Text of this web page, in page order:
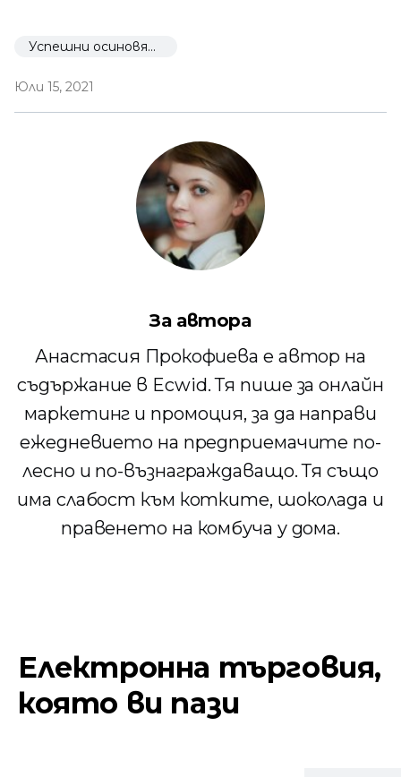
Успешни осиновявания
Юли 15, 2021
За автора
Анастасия Прокофиева е автор на
съдържание в Ecwid. Тя пише за онлайн
маркетинг и промоция, за да направи
ежедневието на предприемачите по-
лесно и по-възнаграждаващо. Тя също
има слабост към котките, шоколада и
правенето на комбуча у дома.
Електронна търговия,
която ви пази